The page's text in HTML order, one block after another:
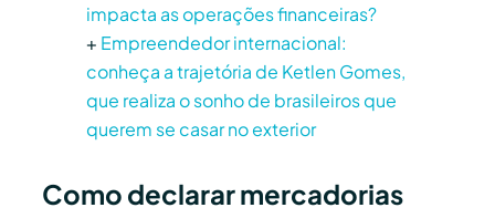
impacta as operações financeiras?
+ Empreendedor internacional:
conheça a trajetória de Ketlen Gomes,
que realiza o sonho de brasileiros que
querem se casar no exterior
Como declarar mercadorias